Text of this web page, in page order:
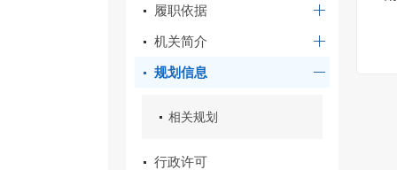
履职依据
机关简介
规划信息
相关规划
行政许可